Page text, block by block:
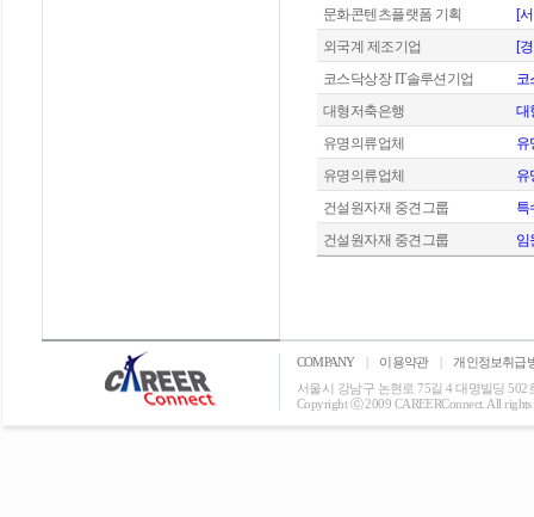
문화콘텐츠플랫폼 기획
[
외국계 제조기업
[
코스닥상장 IT솔루션기업
코
대형저축은행
대
유명의류업체
유
유명의류업체
유
건설원자재 중견그룹
특
건설원자재 중견그룹
임
COMPANY | 이용약관 |
개인정보취급
서울시 강남구 논현로 75길 4 대명빌딩 502
Copyright ⓒ 2009 CAREERConnect. All rights